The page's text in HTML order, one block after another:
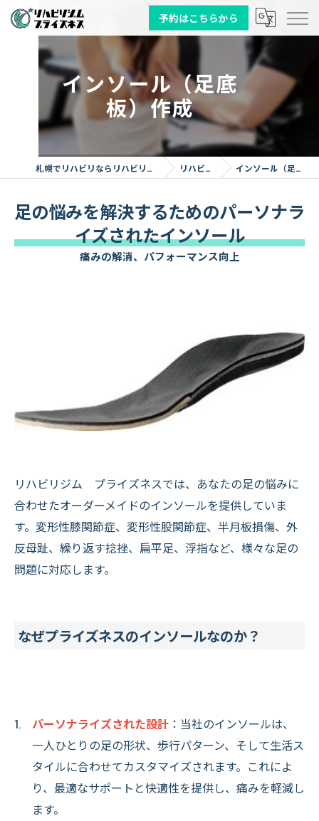
予約はこちらから
インソール（足底
板）作成
札幌でリハビリならリハビリジム プライズネス リハビリジム インソール（足底板）作成
足の悩みを解決するためのパーソナラ
イズされたインソール
痛みの解消、パフォーマンス向上
リハビリジム プライズネスでは、あなたの足の悩みに
合わせたオーダーメイドのインソールを提供していま
す。変形性膝関節症、変形性股関節症、半月板損傷、外
反母趾、繰り返す捻挫、扁平足、浮指など、様々な足の
問題に対応します。
なぜプライズネスのインソールなのか？
パーソナライズされた設計 ：当社のインソールは、
一人ひとりの足の形状、歩行パターン、そして生活ス
タイルに合わせてカスタマイズされます。これによ
り、最適なサポートと快適性を提供し、痛みを軽減し
ます。